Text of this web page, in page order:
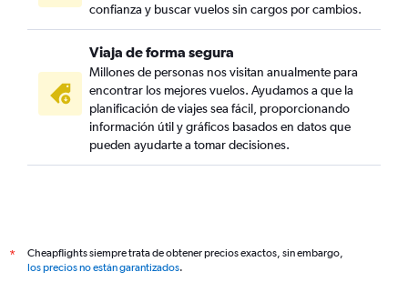
confianza y buscar vuelos sin cargos por cambios.
Viaja de forma segura
Millones de personas nos visitan anualmente para
encontrar los mejores vuelos. Ayudamos a que la
planificación de viajes sea fácil, proporcionando
información útil y gráficos basados en datos que
pueden ayudarte a tomar decisiones.
*
Cheapflights siempre trata de obtener precios exactos, sin embargo,
los precios no están garantizados.